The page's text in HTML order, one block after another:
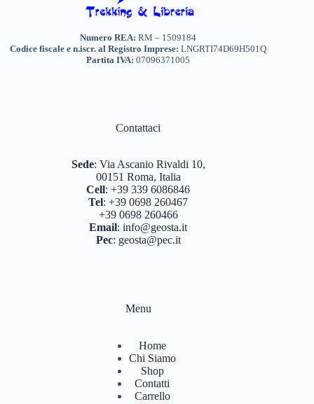
Numero REA:RM – 1509184
Codice fiscale e n.iscr. al Registro Imprese:LNGRTI74D69H501Q
Partita IVA: 07096371005
Contattaci
Sede: Via Ascanio Rivaldi 10,
00151 Roma, Italia
Cell:+39 339 6086846
Tel:+39 0698 260467
+39 0698 260466
Email:info@geosta.it
Pec: geosta@pec.it
Menu
Home
Chi Siamo
Shop
Contatti
Carrello